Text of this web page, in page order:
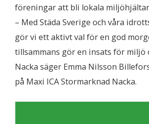
föreningar att bli lokala
– Med Städa Sverige och våra
gör vi ett aktivt val för en god
tillsammans gör en insats för miljö
Nacka säger Emma Nilsson
på Maxi ICA Stormarknad Nacka.